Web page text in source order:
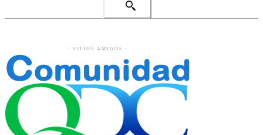
- SITIOS AMIGOS -